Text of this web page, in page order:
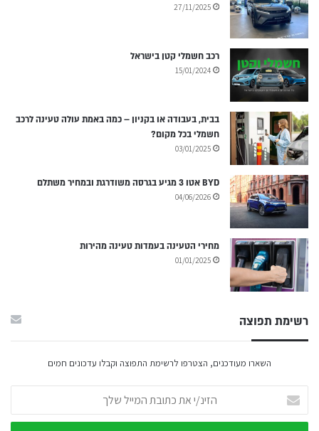
27/11/2025
רכב חשמלי קטן בישראל
15/01/2024
בבית, בעבודה או בקניון – כמה באמת עולה טעינה לרכב
חשמלי בכל מקום?
03/01/2025
BYD אטו 3 מגיע בגרסה משודרגת ובמחיר משתלם
04/06/2026
מחירי הטעינה בעמדות טעינה מהירות
01/01/2025
רשימת תפוצה
השארו מעודכנים, הצטרפו לרשימת התפוצה וקבלו עדכונים חמים
י